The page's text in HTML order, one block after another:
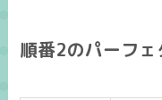
順番2のパーフ